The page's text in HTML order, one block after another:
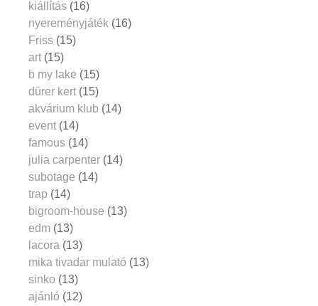
kiállítás (16)
nyereményjáték (16)
Friss (15)
art (15)
b my lake (15)
dürer kert (15)
akvárium klub (14)
event (14)
famous (14)
julia carpenter (14)
subotage (14)
trap (14)
bigroom-house (13)
edm (13)
lacora (13)
mika tivadar mulató (13)
sinko (13)
ajánló (12)